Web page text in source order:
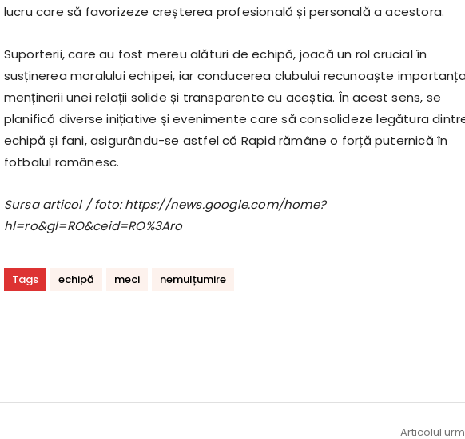
lucru care să favorizeze creșterea profesională și personală a acestora.
Suporterii, care au fost mereu alături de echipă, joacă un rol crucial în
susținerea moralului echipei, iar conducerea clubului recunoaște importanța
menținerii unei relații solide și transparente cu aceștia. În acest sens, se
planifică diverse inițiative și evenimente care să consolideze legătura
echipă și fani, asigurându-se astfel că Rapid rămâne o forță puternică în
fotbalul românesc.
Sursa articol / foto: https://news.google.com/home?
hl=ro&gl=RO&ceid=RO%3Aro
Tags echipă meci nemulțumire
Articolul